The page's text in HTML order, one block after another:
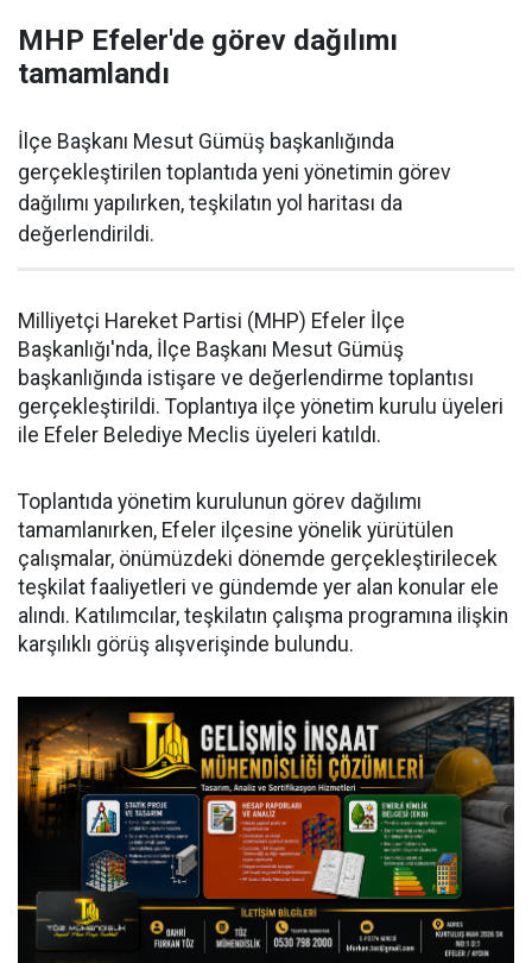
MHP Efeler'de görev dağılımı
tamamlandı
İlçe Başkanı Mesut Gümüş başkanlığında
gerçekleştirilen toplantıda yeni yönetimin görev
dağılımı yapılırken, teşkilatın yol haritası da
değerlendirildi.
Milliyetçi Hareket Partisi (MHP) Efeler İlçe
Başkanlığı'nda, İlçe Başkanı Mesut Gümüş
başkanlığında istişare ve değerlendirme toplantısı
gerçekleştirildi. Toplantıya ilçe yönetim kurulu üyeleri
ile Efeler Belediye Meclis üyeleri katıldı.
Toplantıda yönetim kurulunun görev dağılımı
tamamlanırken, Efeler ilçesine yönelik yürütülen
çalışmalar, önümüzdeki dönemde gerçekleştirilecek
teşkilat faaliyetleri ve gündemde yer alan konular ele
alındı. Katılımcılar, teşkilatın çalışma programına ilişkin
karşılıklı görüş alışverişinde bulundu.